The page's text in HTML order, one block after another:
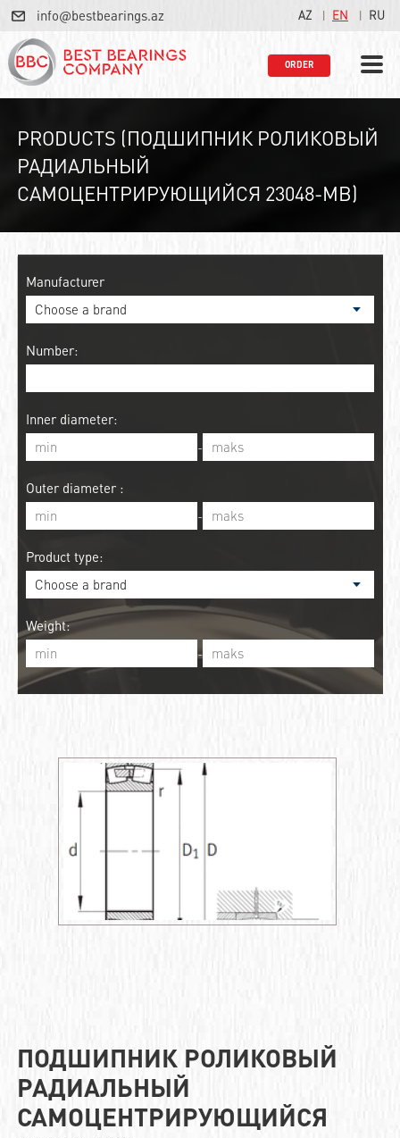
info@bestbearings.az AZ EN RU
ORDER
PRODUCTS (ПОДШИПНИК РОЛИКОВЫЙ
РАДИАЛЬНЫЙ
САМОЦЕНТРИРУЮЩИЙСЯ 23048-MB)
Manufacturer
Number:
Inner diameter:
-
Outer diameter :
-
Product type:
Weight:
-
ПОДШИПНИК РОЛИКОВЫЙ
РАДИАЛЬНЫЙ
САМОЦЕНТРИРУЮЩИЙСЯ